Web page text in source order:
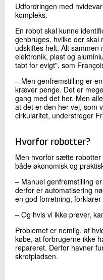
Udfordringen med
kompleks.
En robot skal kunne
genbruges, hvilke der skal
udskiftes helt. Alt sammen
elektronik, plast og
tabt for evigt", som
– Men genfremstilling er
kræver penge. Det er
gang med det her. Men
at det er den her vej, som
cirkularitet, understreger
Hvorfor robotter?
Men hvorfor sætte
både økonomisk og
– Manuel genfremstilling
derfor er automatisering
en god forretning,
– Og hvis vi ikke prøver,
Problemet er nemlig, at
købe, at forbrugerne ikke
repareret. Derfor havner
skrotpladsen.